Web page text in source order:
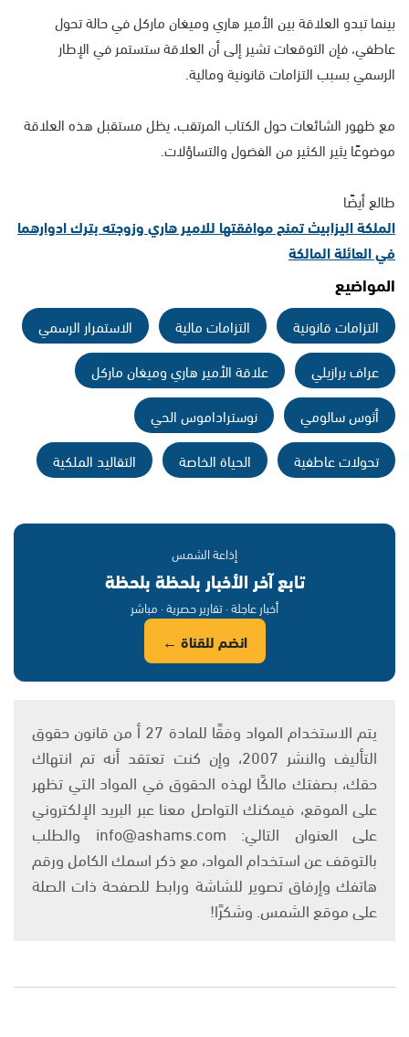
بينما تبدو العلاقة بين الأمير هاري وميغان ماركل في حالة تحول
عاطفي، فإن التوقعات تشير إلى أن العلاقة ستستمر في الإطار
الرسمي بسبب التزامات قانونية ومالية.
مع ظهور الشائعات حول الكتاب المرتقب، يظل مستقبل هذه العلاقة
موضوعًا يثير الكثير من الفضول والتساؤلات.
طالع أيضًا
الملكة اليزابيث تمنح موافقتها للامير هاري وزوجته بترك ادوارهما
في العائلة المالكة
المواضيع
التزامات قانونية التزامات مالية
الاستمرار الرسمي
عراف برازيلي
علاقة الأمير هاري وميغان ماركل
أثوس سالومي
نوستراداموس الحي
تحولات عاطفية
الحياة الخاصة التقاليد الملكية
إذاعة الشمس
تابع آخر الأخبار بلحظة بلحظة
أخبار عاجلة · تقارير حصرية · مباشر
انضم للقناة ←
يتم الاستخدام المواد وفقًا للمادة 27 أ من قانون حقوق
التأليف والنشر 2007، وإن كنت تعتقد أنه تم انتهاك
حقك، بصفتك مالكًا لهذه الحقوق في المواد التي تظهر
على الموقع، فيمكنك التواصل معنا عبر البريد الإلكتروني
على العنوان التالي: info@ashams.com والطلب
بالتوقف عن استخدام المواد، مع ذكر اسمك الكامل ورقم
هاتفك وإرفاق تصوير للشاشة ورابط للصفحة ذات الصلة
على موقع الشمس. وشكرًا!